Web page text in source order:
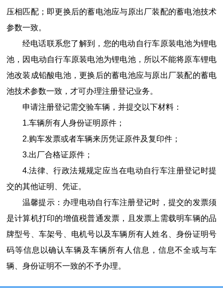
压相匹配；即更换后的蓄电池应与原出厂装配的蓄电池技术
参数一致。
经电话联系您了解到，您的电动自行车原装电池为锂电
池，因电动自行车原装电池为锂电池，所以不能将原车锂电
池改装成铅酸电池，更换后的蓄电池应与原出厂装配的蓄电
池技术参数一致，才可办理注册登记业务。
申请注册登记需交验车辆，并提交以下材料：
1.车辆所有人身份证明原件；
2.购车发票或者车辆来历凭证原件及复印件；
3.出厂合格证原件；
4.法律、行政法规规定应当在电动自行车注册登记时提
交的其他证明、凭证。
温馨提示：办理电动自行车注册登记时，提交的发票须
是计算机打印的增值税普通发票，且发票上需载明车辆的品
牌型号、车架号、电机号以及车辆所有人姓名、身份证明号
码等信息以确认车辆及车辆所有人信息，信息不全或与车
辆、身份证明不一致的不予办理。